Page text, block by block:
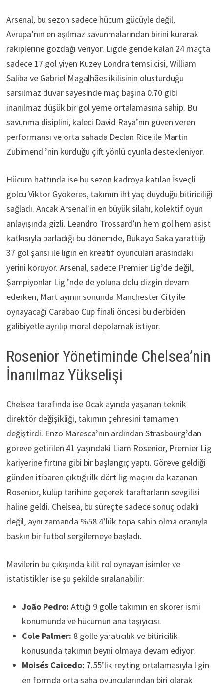
Arsenal, bu sezon sadece hücum gücüyle değil,
Avrupa’nın en aşılmaz savunmalarından birini kurarak
rakiplerine gözdağı veriyor. Ligde geride kalan 24 maçta
sadece 17 gol yiyen Kuzey Londra temsilcisi, William
Saliba ve Gabriel Magalhães ikilisinin oluşturduğu
sarsılmaz duvar sayesinde maç başına 0.70 gibi
inanılmaz düşük bir gol yeme ortalamasına sahip. Bu
savunma disiplini, kaleci David Raya’nın güven veren
performansı ve orta sahada Declan Rice ile Martin
Zubimendi’nin kurduğu çift yönlü oyunla destekleniyor.
Hücum hattında ise bu sezon kadroya katılan İsveçli
golcü Viktor Gyökeres, takımın ihtiyaç duyduğu bitiriciliği
sağladı. Ancak Arsenal’in en büyük silahı, kolektif oyun
anlayışında gizli. Leandro Trossard’ın hem gol hem asist
katkısıyla parladığı bu dönemde, Bukayo Saka yarattığı
37 gol şansı ile ligin en kreatif oyuncuları arasındaki
yerini koruyor. Arsenal, sadece Premier Lig’de değil,
Şampiyonlar Ligi’nde de yoluna dolu dizgin devam
ederken, Mart ayının sonunda Manchester City ile
oynayacağı Carabao Cup finali öncesi bu derbiden
galibiyetle ayrılıp moral depolamak istiyor.
Rosenior Yönetiminde Chelsea’nin
İnanılmaz Yükselişi
Chelsea tarafında ise Ocak ayında yaşanan teknik
direktör değişikliği, takımın çehresini tamamen
değiştirdi. Enzo Maresca’nın ardından Strasbourg’dan
göreve getirilen 41 yaşındaki Liam Rosenior, Premier Lig
kariyerine fırtına gibi bir başlangıç yaptı. Göreve geldiği
günden itibaren çıktığı ilk dört lig maçını da kazanan
Rosenior, kulüp tarihine geçerek taraftarların sevgilisi
haline geldi. Chelsea, bu süreçte sadece sonuç odaklı
değil, aynı zamanda %58.4’lük topa sahip olma oranıyla
baskın bir futbol sergilemeye başladı.
Mavilerin bu çıkışında kilit rol oynayan isimler ve
istatistikler ise şu şekilde sıralanabilir:
João Pedro: Attığı 9 golle takımın en skorer ismi
konumunda ve hücumun ana taşıyıcısı.
Cole Palmer: 8 golle yaratıcılık ve bitiricilik
konusunda takımın beyni olmaya devam ediyor.
Moisés Caicedo: 7.55’lik reyting ortalamasıyla ligin
en formda orta saha oyuncularından biri olarak